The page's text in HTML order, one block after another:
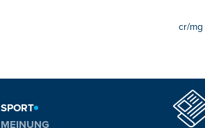
cr/mg
SPORT
MEINUNG